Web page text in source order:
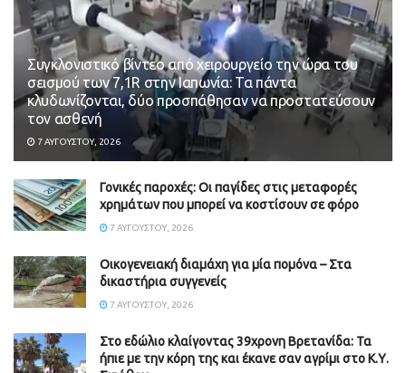
Συγκλονιστικό βίντεο από χειρουργείο την ώρα του
σεισμού των 7,1R στην Ιαπωνία: Τα πάντα
κλυδωνίζονται, δύο προσπάθησαν να προστατεύσουν
τον ασθενή
7 ΑΥΓΟΎΣΤΟΥ, 2026
Γονικές παροχές: Οι παγίδες στις μεταφορές
χρημάτων που μπορεί να κοστίσουν σε φόρο
7 ΑΥΓΟΎΣΤΟΥ, 2026
Οικογενειακή διαμάχη για μία πομόνα – Στα
δικαστήρια συγγενείς
7 ΑΥΓΟΎΣΤΟΥ, 2026
Στο εδώλιο κλαίγοντας 39χρονη Βρετανίδα: Τα
ήπιε με την κόρη της και έκανε σαν αγρίμι στο Κ.Υ.